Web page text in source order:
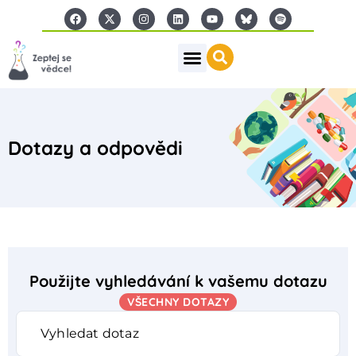
Dotazy a odpovědi
Použijte vyhledávání k vašemu dotazu
VŠECHNY DOTAZY